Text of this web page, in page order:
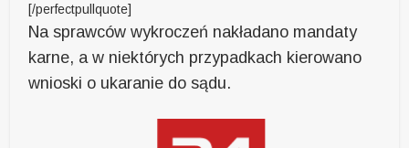
[/perfectpullquote]
Na sprawców wykroczeń nakładano mandaty
karne, a w niektórych przypadkach kierowano
wnioski o ukaranie do sądu.